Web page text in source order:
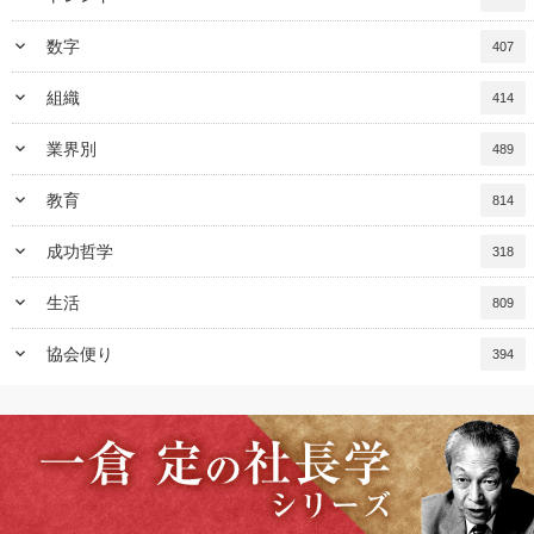
keyboard_arrow_down 数字 407
keyboard_arrow_down 組織 414
keyboard_arrow_down 業界別 489
keyboard_arrow_down 教育 814
keyboard_arrow_down 成功哲学 318
keyboard_arrow_down 生活 809
keyboard_arrow_down 協会便り 394